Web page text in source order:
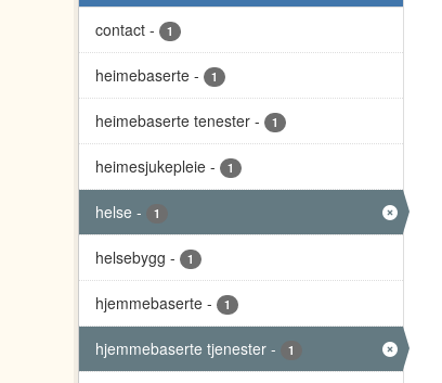
contact - 1
heimebaserte - 1
heimebaserte tenester - 1
heimesjukepleie - 1
helse - 1
helsebygg - 1
hjemmebaserte - 1
hjemmebaserte tjenester - 1